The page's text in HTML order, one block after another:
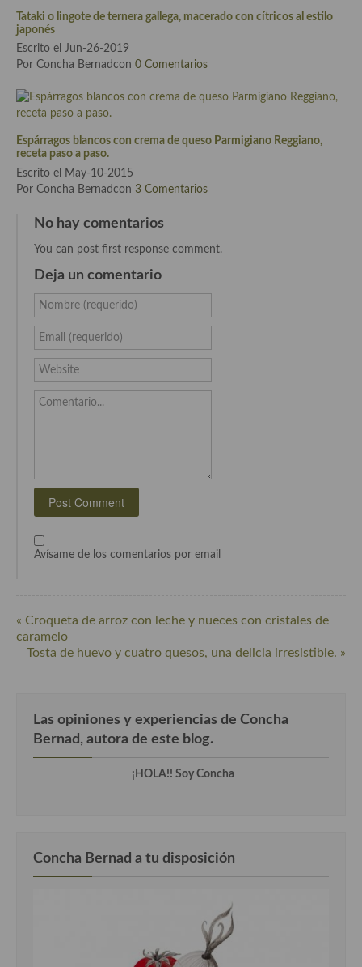
Cocina Azerí (Azerbaiyán)
Cocina de Egipto
Cocina Oriental
Cocina Tailandesa
Cocina Japonesa
Cocina Coreana
Cocina HIndú
Cocina China
Cocina del Pacifico
Cocina filipina
Cocina Africana
Cocina Yoshoku
Cocina callejera
Cocinas de España
Cocina Andaluza
Cocina Balear
Cocina Castilla – La Mancha
Tataki o lingote de ternera gallega, macerado con cítricos al estilo
japonés
Escrito el Jun-26-2019
Por Concha Bernadcon 0 Comentarios
Espárragos blancos con crema de queso Parmigiano Reggiano,
receta paso a paso.
Escrito el May-10-2015
Por Concha Bernadcon 3 Comentarios
No hay comentarios
You can post first response comment.
Deja un comentario
Nombre (requerido)
Email (requerido)
Website
Comentario...
Avísame de los comentarios por email
« Croqueta de arroz con leche y nueces con cristales de
caramelo
Tosta de huevo y cuatro quesos, una delicia irresistible. »
Las opiniones y experiencias de Concha
Bernad, autora de este blog.
¡HOLA!! Soy Concha
Concha Bernad a tu disposición